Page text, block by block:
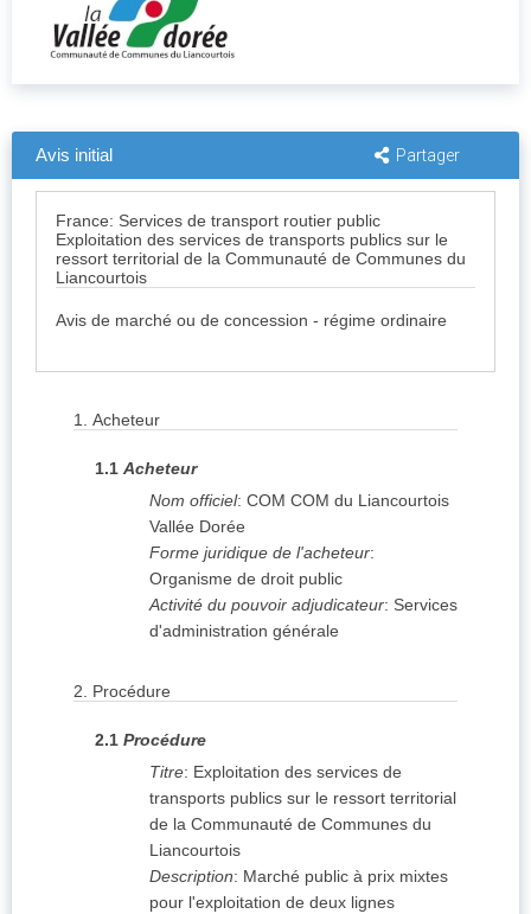
Avis initial Partager
France: Services de transport routier public
Exploitation des services de transports publics sur le
ressort territorial de la Communauté de Communes du
Liancourtois
Avis de marché ou de concession - régime ordinaire
1. Acheteur
1.1 Acheteur
Nom officiel: COM COM du Liancourtois
Vallée Dorée
Forme juridique de l'acheteur:
Organisme de droit public
Activité du pouvoir adjudicateur: Services
d'administration générale
2. Procédure
2.1 Procédure
Titre: Exploitation des services de
transports publics sur le ressort territorial
de la Communauté de Communes du
Liancourtois
Description: Marché public à prix mixtes
pour l'exploitation de deux lignes